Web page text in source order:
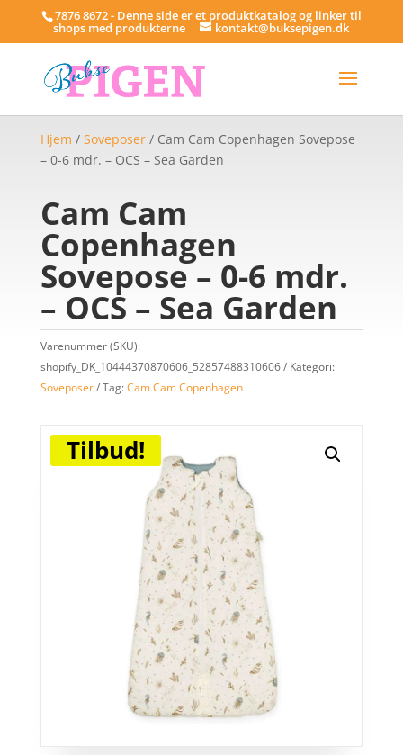
7876 8672 - Denne side er et produktkatalog og linker til
shops med produkterne kontakt@buksepigen.dk
Hjem / Soveposer/ Cam Cam Copenhagen Sovepose
– 0-6 mdr. – OCS – Sea Garden
Cam Cam
Copenhagen
Sovepose – 0-6 mdr.
– OCS – Sea Garden
Varenummer (SKU):
shopify_DK_10444370870606_52857488310606
Kategori:
Soveposer
Tag:Cam Cam Copenhagen
Tilbud!